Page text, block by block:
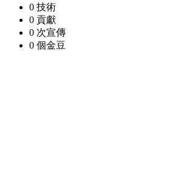
0 技術
0 貢獻
0 次宣傳
0 個金豆